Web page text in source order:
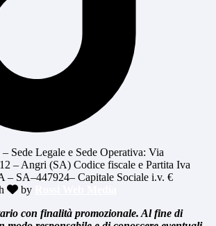
Sede Legale e Sede Operativa: Via
– Angri (SA) Codice fiscale e Partita Iva
– SA–447924– Capitale Sociale i.v. €
by
con finalità promozionale. Al fine di